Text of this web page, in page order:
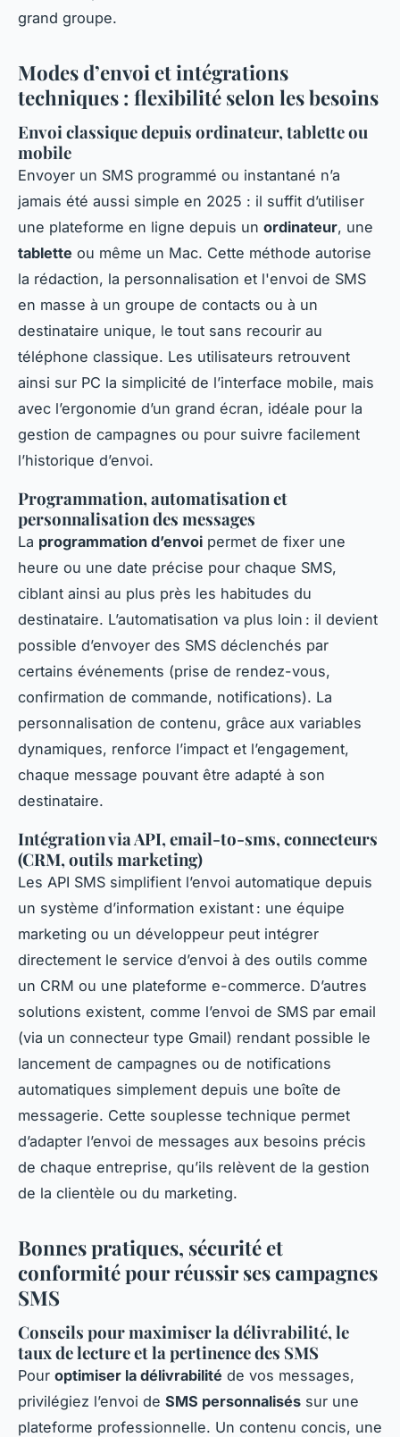
grand groupe.
Modes d’envoi et intégrations
techniques : flexibilité selon les besoins
Envoi classique depuis ordinateur, tablette ou
mobile
Envoyer un SMS programmé ou instantané n’a
jamais été aussi simple en 2025 : il suffit d’utiliser
une plateforme en ligne depuis un ordinateur, une
tablette ou même un Mac. Cette méthode autorise
la rédaction, la personnalisation et l'envoi de SMS
en masse à un groupe de contacts ou à un
destinataire unique, le tout sans recourir au
téléphone classique. Les utilisateurs retrouvent
ainsi sur PC la simplicité de l’interface mobile, mais
avec l’ergonomie d’un grand écran, idéale pour la
gestion de campagnes ou pour suivre facilement
l’historique d’envoi.
Programmation, automatisation et
personnalisation des messages
La programmation d’envoi permet de fixer une
heure ou une date précise pour chaque SMS,
ciblant ainsi au plus près les habitudes du
destinataire. L’automatisation va plus loin : il devient
possible d’envoyer des SMS déclenchés par
certains événements (prise de rendez-vous,
confirmation de commande, notifications). La
personnalisation de contenu, grâce aux variables
dynamiques, renforce l’impact et l’engagement,
chaque message pouvant être adapté à son
destinataire.
Intégration via API, email-to-sms, connecteurs
(CRM, outils marketing)
Les API SMS simplifient l’envoi automatique depuis
un système d’information existant : une équipe
marketing ou un développeur peut intégrer
directement le service d’envoi à des outils comme
un CRM ou une plateforme e-commerce. D’autres
solutions existent, comme l’envoi de SMS par email
(via un connecteur type Gmail) rendant possible le
lancement de campagnes ou de notifications
automatiques simplement depuis une boîte de
messagerie. Cette souplesse technique permet
d’adapter l’envoi de messages aux besoins précis
de chaque entreprise, qu’ils relèvent de la gestion
de la clientèle ou du marketing.
Bonnes pratiques, sécurité et
conformité pour réussir ses campagnes
SMS
Conseils pour maximiser la délivrabilité, le
taux de lecture et la pertinence des SMS
Pour optimiser la délivrabilité de vos messages,
privilégiez l’envoi de SMS personnalisés sur une
plateforme professionnelle. Un contenu concis, une